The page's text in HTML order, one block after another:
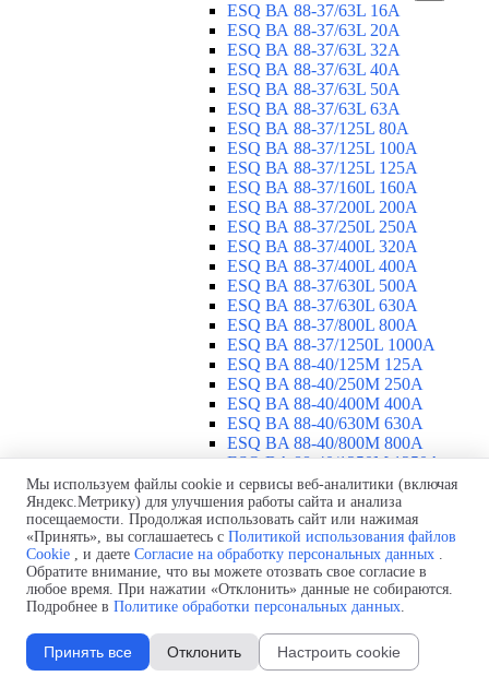
ESQ ВА 88-37/63L 16A
ESQ ВА 88-37/63L 20A
ESQ ВА 88-37/63L 32A
ESQ ВА 88-37/63L 40A
ESQ ВА 88-37/63L 50A
ESQ ВА 88-37/63L 63A
ESQ ВА 88-37/125L 80A
ESQ ВА 88-37/125L 100A
ESQ ВА 88-37/125L 125A
ESQ ВА 88-37/160L 160A
ESQ ВА 88-37/200L 200A
ESQ ВА 88-37/250L 250A
ESQ ВА 88-37/400L 320A
ESQ ВА 88-37/400L 400A
ESQ ВА 88-37/630L 500A
ESQ ВА 88-37/630L 630A
ESQ ВА 88-37/800L 800A
ESQ ВА 88-37/1250L 1000A
ESQ BA 88-40/125M 125A
ESQ BA 88-40/250M 250A
ESQ BA 88-40/400M 400A
ESQ BA 88-40/630М 630A
ESQ BA 88-40/800M 800A
ESQ BA 88-40/1250М 1250A
Воздушные автоматические
выключатели ▼
ESQ ВА99-40B 3F M2C2S2 M
2500A
ESQ ВА99-40A 3F M2C2S2 М
800A
ESQ ВА99-40A 3F M2C2S2 М
ESQ ВА99-40A 3F M2C2S2 М
2000A
Мы используем файлы cookie и сервисы веб-аналитики (включая
Яндекс.Метрику) для улучшения работы сайта и анализа
посещаемости. Продолжая использовать сайт или нажимая
«Принять», вы соглашаетесь с Политикой использования файлов
Cookie , и даете Согласие на обработку персональных данных .
Обратите внимание, что вы можете отозвать свое согласие в
любое время. При нажатии «Отклонить» данные не собираются.
Подробнее в Политике обработки персональных данных.
Принять все Отклонить Настроить cookie